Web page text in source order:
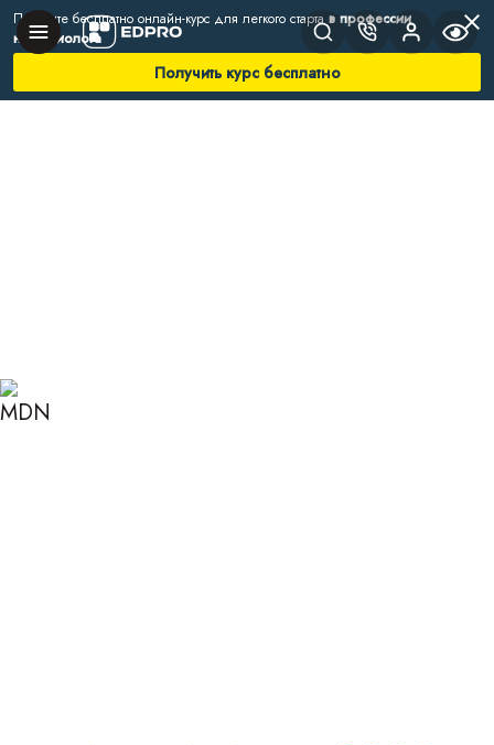
Получите бесплатно онлайн-курс для легкого стартав профессии
нутрициолога
Получить курс бесплатно